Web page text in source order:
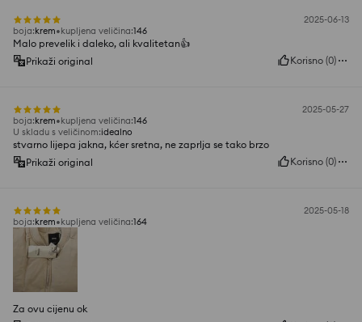
2025-06-13
boja:krem kupljena veličina:146
Malo prevelik i daleko, ali kvalitetan👍️
Prikaži original
Korisno (0)
2025-05-27
boja:krem kupljena veličina:146
U skladu s veličinom:idealno
stvarno lijepa jakna, kćer sretna, ne zaprlja se tako brzo
Prikaži original
Korisno (0)
2025-05-18
boja:krem kupljena veličina:164
Za ovu cijenu ok